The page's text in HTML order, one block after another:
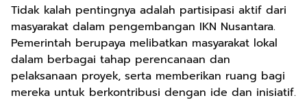
Tidak kalah pentingnya adalah partisipasi aktif dari
masyarakat dalam pengembangan IKN Nusantara.
Pemerintah berupaya melibatkan masyarakat lokal
dalam berbagai tahap perencanaan dan
pelaksanaan proyek, serta memberikan ruang bagi
mereka untuk berkontribusi dengan ide dan inisiatif.